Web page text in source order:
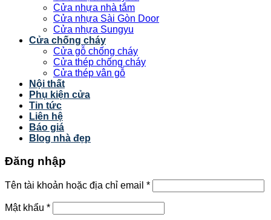
Cửa nhựa nhà tắm
Cửa nhựa Sài Gòn Door
Cửa nhựa Sungyu
Cửa chống cháy
Cửa gỗ chống cháy
Cửa thép chống cháy
Cửa thép vân gỗ
Nội thất
Phụ kiện cửa
Tin tức
Liên hệ
Báo giá
Blog nhà đẹp
Đăng nhập
Tên tài khoản hoặc địa chỉ email *
Mật khẩu *